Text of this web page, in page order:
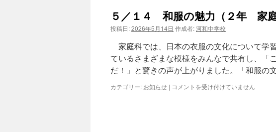
は
は
じ
め
ま
し
て
の
の
５／１４ 和服の魅力（２年 家庭
投稿日:2026年5月14日 作成者:河和中学校
家庭科では、日本の衣服の文化について学
ているさまざまな模様をみんなで共有し、「
だ！」と驚きの声が上がりました。「和服の
カテゴリー: お知らせ | ５
コメントを受け付けていません